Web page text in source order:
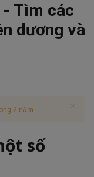
- Tìm các
dương và
2 năm
số